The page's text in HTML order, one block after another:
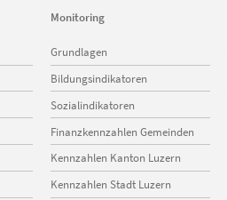
Monitoring
Navigation
überspringen
Grundlagen
Bildungsindikatoren
Sozialindikatoren
Finanzkennzahlen Gemeinden
Kennzahlen Kanton Luzern
Kennzahlen Stadt Luzern